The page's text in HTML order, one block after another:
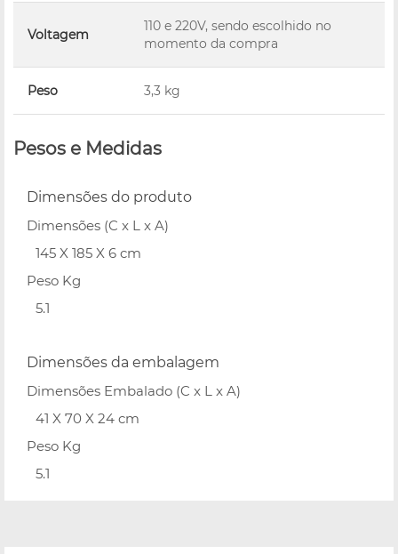
Voltagem
110 e 220V, sendo escolhido no
momento da compra
Peso 3,3 kg
Pesos e Medidas
Dimensões do produto
Dimensões (C x L x A)
145 X 185 X 6 cm
Peso Kg
5.1
Dimensões da embalagem
Dimensões Embalado (C x L x A)
41 X 70 X 24 cm
Peso Kg
5.1